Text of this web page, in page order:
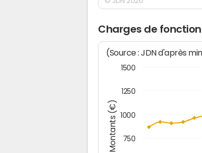
Charges de
Montants (€)
(Source : JDN d'après
750
1000
1250
1500